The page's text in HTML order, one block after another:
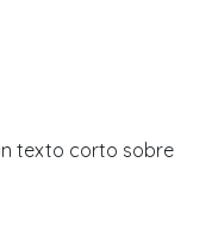
texto corto sobre